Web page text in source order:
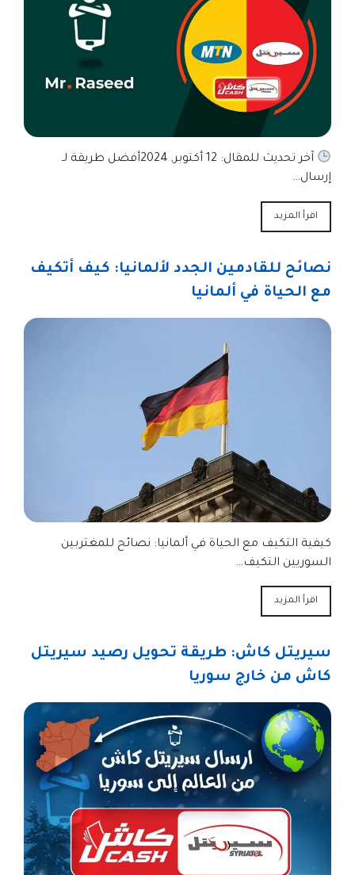
آخر تحديث للمقال: 12 أكتوبر, 2024أفضل طريقة لـ
إرسال…
اقرأ المزيد
نصائح للقادمين الجدد لألمانيا: كيف أتكيف
مع الحياة في ألمانيا
كيفية التكيف مع الحياة في ألمانيا: نصائح للمغتربين
السوريين التكيف…
اقرأ المزيد
سيريتل كاش: طريقة تحويل رصيد سيريتل
كاش من خارج سوريا